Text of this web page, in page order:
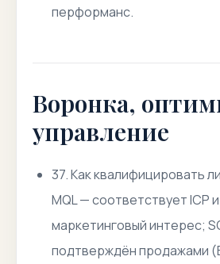
перформанс.
Воронка,
управление
37. Как квалифицировать
MQL — соответствует ICP
маркетинговый интерес;
подтверждён продажами